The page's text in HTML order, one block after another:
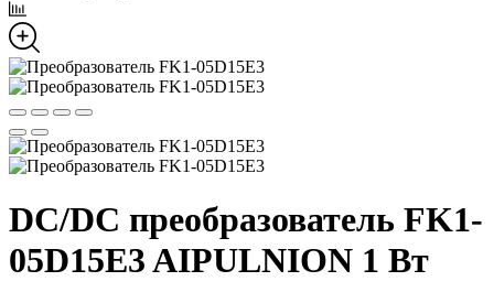
DC/DC преобразователь FK1-
05D15E3 AIPULNION 1 Вт